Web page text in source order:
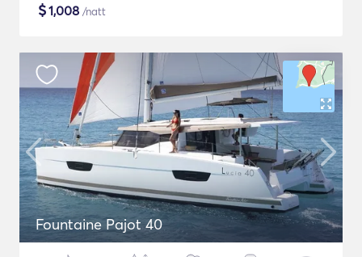
$1,008 /natt
Fountaine Pajot 40